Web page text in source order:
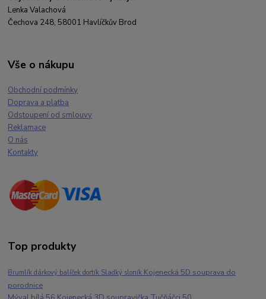
Lenka Valachová
Čechova 248, 58001 Havlíčkův Brod
Vše o nákupu
Obchodní podmínky
Doprava a platba
Odstoupení od smlouvy
Reklamace
O nás
Kontakty
Top produkty
Brumlík dárkový balíček dortík Sladký sloník Kojenecká 5D souprava do
porodnice